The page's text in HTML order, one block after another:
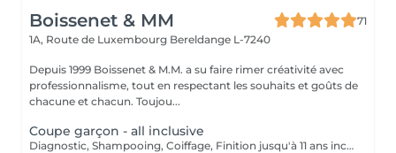
Boissenet & MM
71
1A, Route de Luxembourg Bereldange L-7240
Depuis 1999 Boissenet & M.M. a su faire rimer créativité avec
professionnalisme, tout en respectant les souhaits et goûts de
chacune et chacun. Toujou...
Coupe garçon - all inclusive
Diagnostic, Shampooing, Coiffage, Finition jusqu'à 11 ans inclus